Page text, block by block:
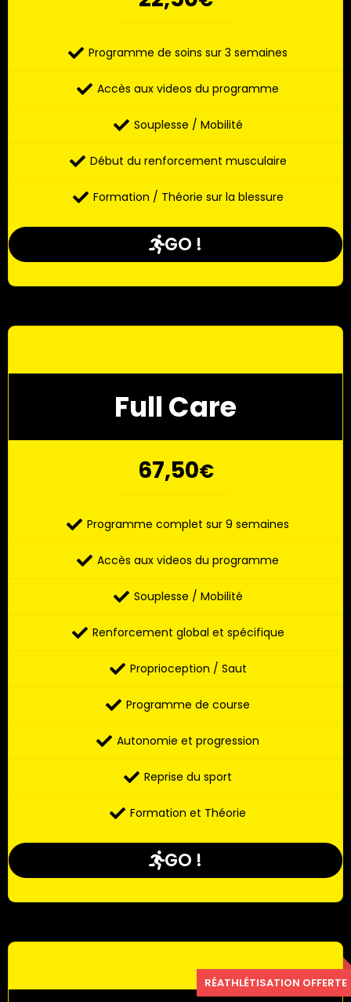
Programme de soins sur 3 semaines
Accès aux videos du programme
Souplesse / Mobilité
Début du renforcement musculaire
Formation / Théorie sur la blessure
GO !
Full Care
67,50€
Programme complet sur 9 semaines
Accès aux videos du programme
Souplesse / Mobilité
Renforcement global et spécifique
Proprioception / Saut
Programme de course
Autonomie et progression
Reprise du sport
Formation et Théorie
GO !